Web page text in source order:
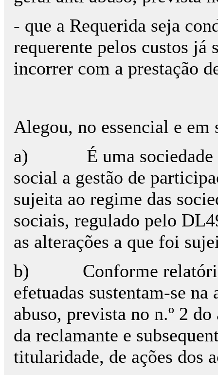
- que a Requerida seja
requerente pelos custos já
incorrer com a prestação
Alegou, no essencial e
a) É uma sociedade
social a gestão de
sujeita ao regime das
sociais, regulado pelo
as alterações a que foi
b) Conforme relatório
efetuadas sustentam-se
abuso, prevista no n.º 2
da reclamante e
titularidade, de ações dos